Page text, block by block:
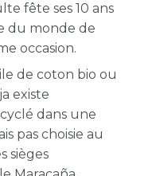
fête ses 10 ans
du monde de
occasion.
de coton bio ou
existe
dans une
pas choisie au
sièges